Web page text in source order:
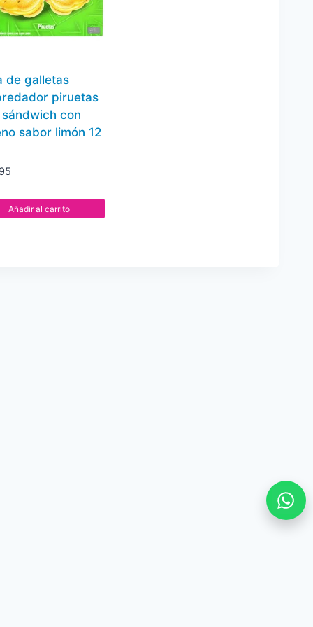
de galletas
piruetas
con
sabor limón 12
Añadir al carrito